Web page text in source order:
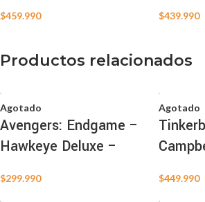
$459.990 $439.990
Productos relacionados
Agotado
Avengers: Endgame –
Hawkeye Deluxe –
$299.990
Agotado
$449.990